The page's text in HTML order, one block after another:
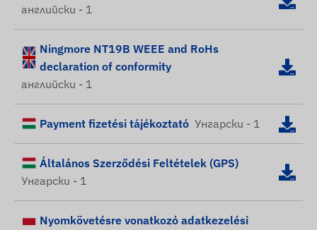
английски - 1
Ningmore NT19B WEEE and RoHs
declaration of conformity
английски - 1
Payment fizetési tájékoztató Унгарски - 1
Általános Szerződési Feltételek (GPS)
Унгарски - 1
Nyomkövetésre vonatkozó adatkezelési